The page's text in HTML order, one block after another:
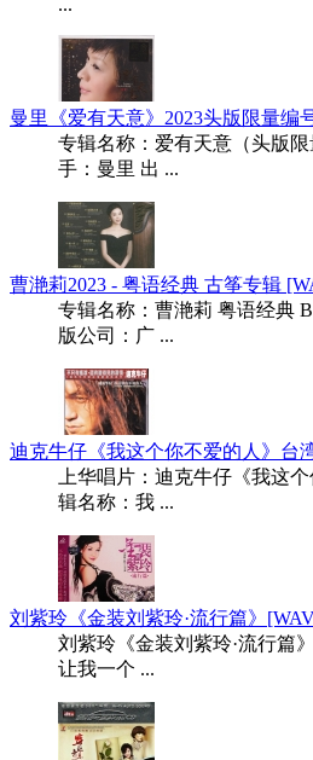
...
曼里《爱有天意》2023头版限量编
专辑名称：爱有天意（头版
手：曼里 出 ...
曹滟莉2023 - 粤语经典 古筝专辑
专辑名称：曹滟莉 粤语经典
版公司：广 ...
迪克牛仔《我这个你不爱的人》台
上华唱片：迪克牛仔《我这
辑名称：我 ...
刘紫玲《金装刘紫玲·流行篇》
刘紫玲《金装刘紫玲·流行篇
让我一个 ...